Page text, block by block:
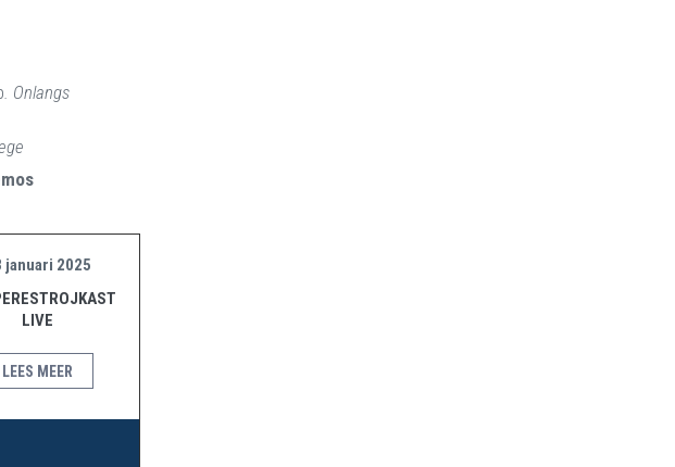
. Onlangs
januari 2025
LIVE
LEES MEER